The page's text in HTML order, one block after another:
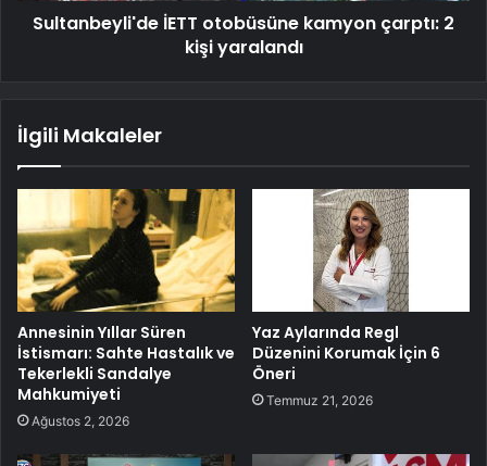
Sultanbeyli'de İETT otobüsüne kamyon çarptı: 2
kişi yaralandı
İlgili Makaleler
Annesinin Yıllar Süren
İstismarı: Sahte Hastalık ve
Tekerlekli Sandalye
Mahkumiyeti
Ağustos 2, 2026
Yaz Aylarında Regl
Düzenini Korumak İçin 6
Öneri
Temmuz 21, 2026